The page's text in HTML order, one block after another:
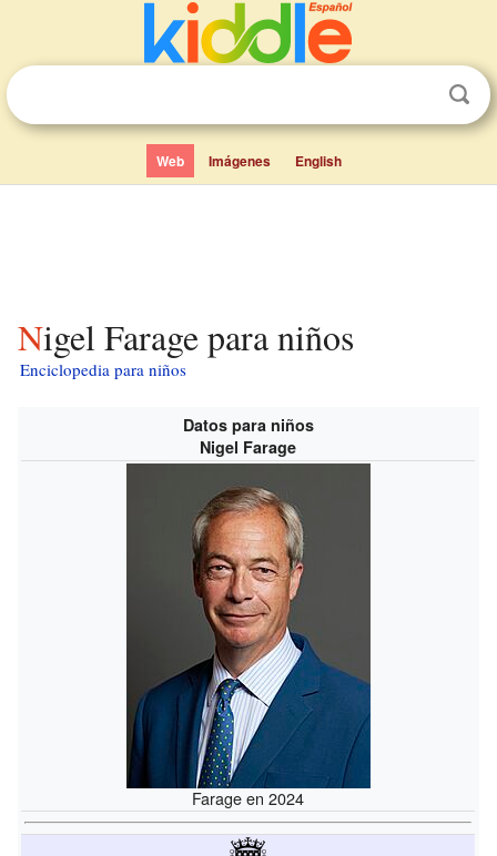
Web Imágenes English
Nigel Farage para niños
Enciclopedia para niños
Datos para niños
Nigel Farage
Farage en 2024